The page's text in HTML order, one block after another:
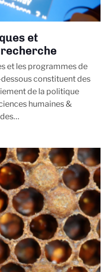
et
et les programmes de
constituent des
de la politique
humaines &